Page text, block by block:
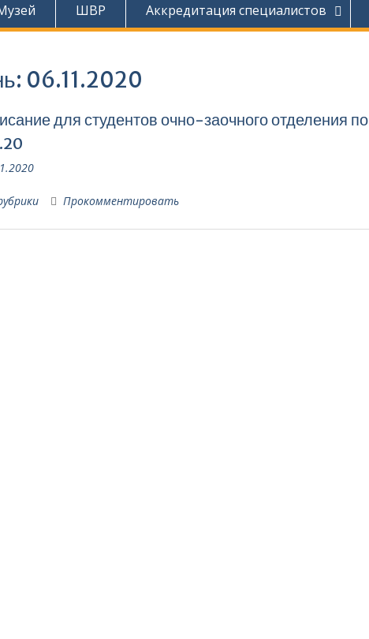
ШВР Аккредитация специалистов
06.11.2020
для студентов очно-заочного отделения по
Прокомментировать